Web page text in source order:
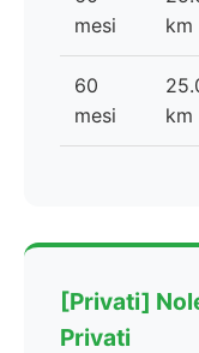
mesi
km
60
mesi
km
[Privati]
Privati